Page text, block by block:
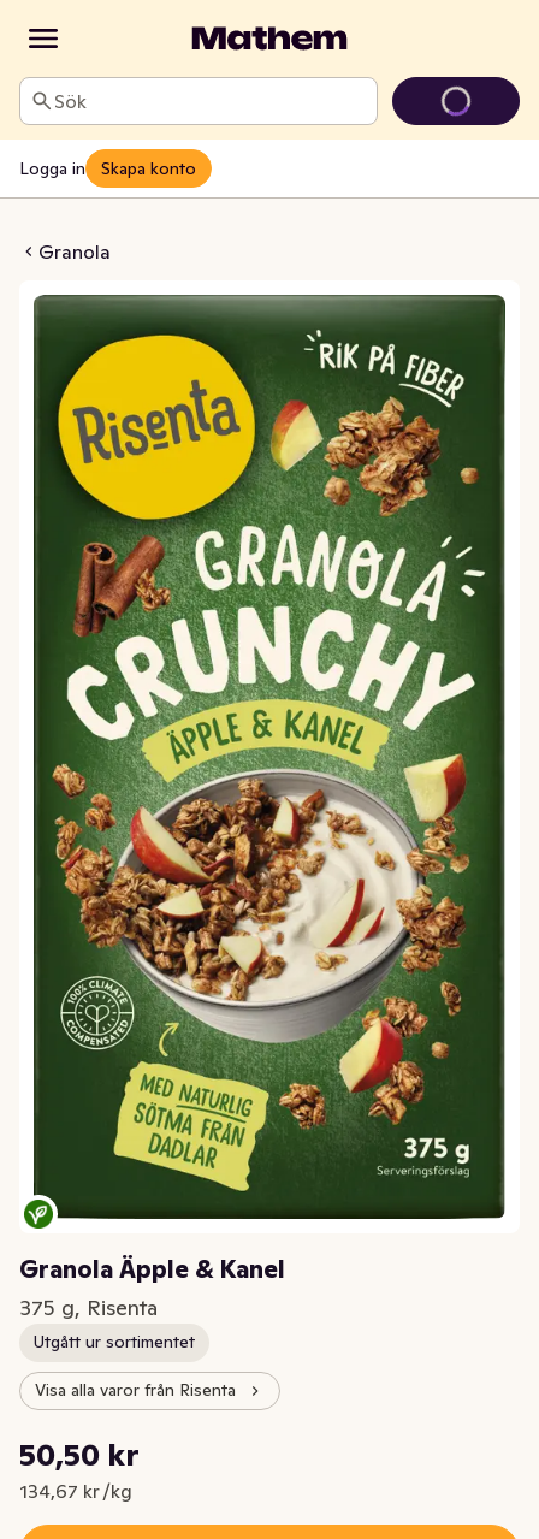
Sök
Logga in Skapa konto
Granola
& Kanel
Granola Äpple & Kanel
375 g, Risenta
Utgått ur sortimentet
Visa alla varor från Risenta
Nuvarande pris är: 50,50 kr
50,50 kr
134,67 kr /kg
Styckpris: 134,67 kr /kg